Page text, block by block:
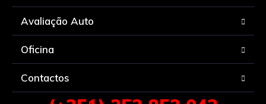
Avaliação Auto
Oficina
Contactos